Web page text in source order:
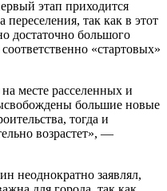
этап приходится
переселения, так как в этот
достаточно большого
«стартовых»
месте расселенных и
большие новые
тогда и
возрастет», —
неоднократно заявлял,